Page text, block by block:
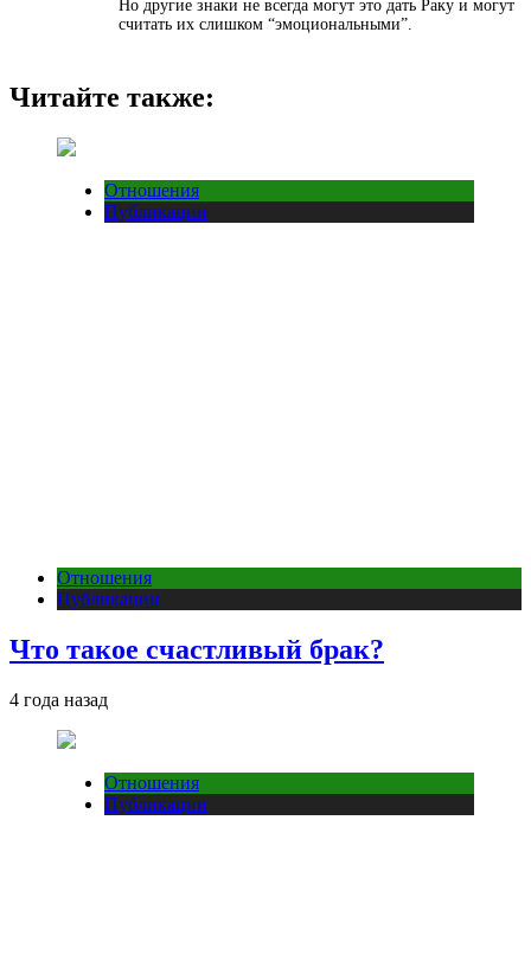
Но другие знаки не всегда могут это дать Раку и могут
считать их слишком “эмоциональными”.
Читайте также:
Отношения
Публикации
Отношения
Публикации
Что такое счастливый брак?
4 года назад
Отношения
Публикации